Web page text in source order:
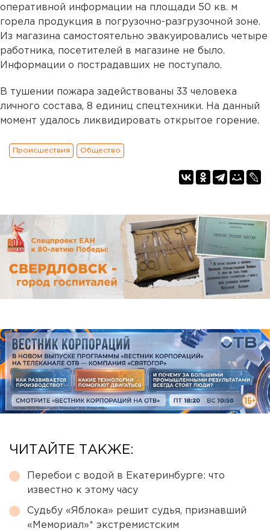
оперативной информации на площади 50 кв. м
горела продукция в погрузочно-разгрузочной зоне.
Из магазина самостоятельно эвакуировались четыре
работника, посетителей в магазине не было.
Информации о пострадавших не поступало.
В тушении пожара задействованы 33 человека
личного состава, 8 единиц спецтехники. На данный
момент удалось ликвидировать открытое горение.
Происшествия Общество
ЧИТАЙТЕ ТАКЖЕ:
Перебои с водой в Екатеринбурге: что
известно к этому часу
Судьбу «Яблока» решит судья, признавший
«Мемориал»* экстремистским